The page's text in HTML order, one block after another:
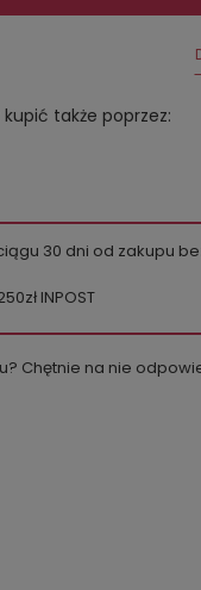
kupić także poprzez:
30 dni od zakupu
INPOST
Chętnie na nie